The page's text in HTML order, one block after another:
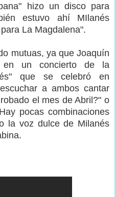
hizo un disco para
estuvo ahí MIlanés
La Magdalena".
mutuas, ya que Joaquín
un concierto de la
que se celebró en
a ambos cantar
el mes de Abril?" o
pocas combinaciones
la voz dulce de Milanés